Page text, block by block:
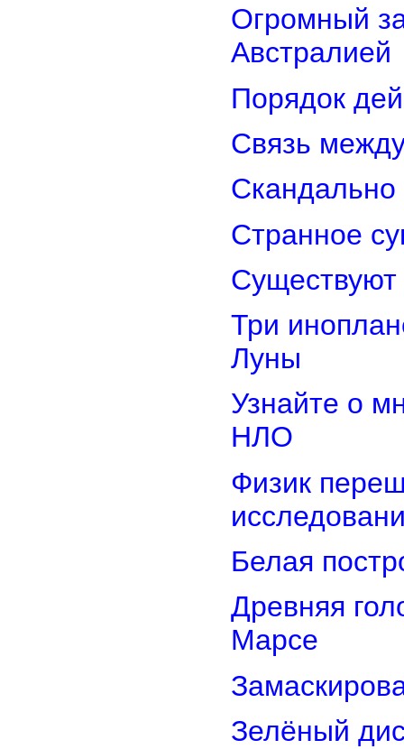
Огромный
Австралией
Порядок
Связь
Странное
Три
Луны
Узнайте о
НЛО
Физик
Белая
Древняя
Марсе
Зелёный